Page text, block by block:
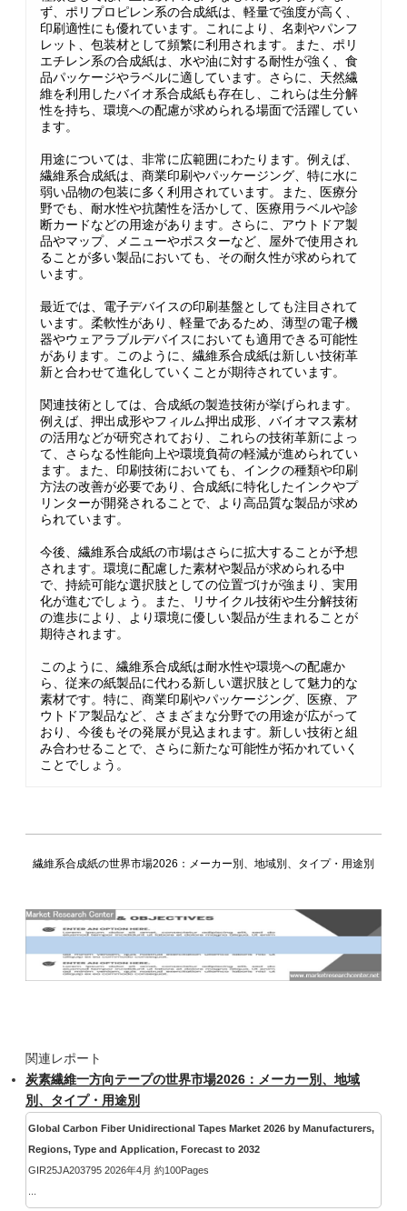
ず、ポリプロピレン系の合成紙は、軽量で強度が高く、
印刷適性にも優れています。これにより、名刺やパンフ
レット、包装材として頻繁に利用されます。また、ポリ
エチレン系の合成紙は、水や油に対する耐性が強く、食
品パッケージやラベルに適しています。さらに、天然繊
維を利用したバイオ系合成紙も存在し、これらは生分解
性を持ち、環境への配慮が求められる場面で活躍してい
ます。
用途については、非常に広範囲にわたります。例えば、
繊維系合成紙は、商業印刷やパッケージング、特に水に
弱い品物の包装に多く利用されています。また、医療分
野でも、耐水性や抗菌性を活かして、医療用ラベルや診
断カードなどの用途があります。さらに、アウトドア製
品やマップ、メニューやポスターなど、屋外で使用され
ることが多い製品においても、その耐久性が求められて
います。
最近では、電子デバイスの印刷基盤としても注目されて
います。柔軟性があり、軽量であるため、薄型の電子機
器やウェアラブルデバイスにおいても適用できる可能性
があります。このように、繊維系合成紙は新しい技術革
新と合わせて進化していくことが期待されています。
関連技術としては、合成紙の製造技術が挙げられます。
例えば、押出成形やフィルム押出成形、バイオマス素材
の活用などが研究されており、これらの技術革新によっ
て、さらなる性能向上や環境負荷の軽減が進められてい
ます。また、印刷技術においても、インクの種類や印刷
方法の改善が必要であり、合成紙に特化したインクやプ
リンターが開発されることで、より高品質な製品が求め
られています。
今後、繊維系合成紙の市場はさらに拡大することが予想
されます。環境に配慮した素材や製品が求められる中
で、持続可能な選択肢としての位置づけが強まり、実用
化が進むでしょう。また、リサイクル技術や生分解技術
の進歩により、より環境に優しい製品が生まれることが
期待されます。
このように、繊維系合成紙は耐水性や環境への配慮か
ら、従来の紙製品に代わる新しい選択肢として魅力的な
素材です。特に、商業印刷やパッケージング、医療、ア
ウトドア製品など、さまざまな分野での用途が広がって
おり、今後もその発展が見込まれます。新しい技術と組
み合わせることで、さらに新たな可能性が拓かれていく
ことでしょう。
繊維系合成紙の世界市場2026：メーカー別、地域別、タイプ・用途別
関連レポート
炭素繊維一方向テープの世界市場2026：メーカー別、地域
別、タイプ・用途別
Global Carbon Fiber Unidirectional Tapes Market 2026 by Manufacturers,
Regions, Type and Application, Forecast to 2032
GIR25JA203795 2026年4月 約100Pages